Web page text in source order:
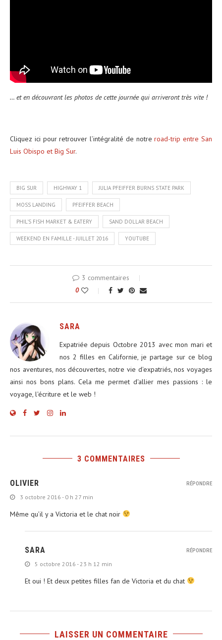
… et en découvrant les photos de cette journée qui arriveront très vite !
Cliquez ici pour retrouver l’intégralité de notreroad-trip entre San
Luis Obispo et Big Sur.
BIG SUR HIGHWAY 1 JULIA PFEIFFER BURNS STATE PARK
MOSS LANDING PFEIFFER BEACH
PHIL'S FISH MARKET & EATERY SAND DOLLAR BEACH
WEEKEND EN FAMILLE - JUILLET 2016 YOUTUBE
3 commentaires
0
SARA
Expatriée depuis Octobre 2013 avec mon mari et
nos 2 filles en Californie, je partage sur ce blog
nos aventures, nos découvertes, notre vie d'expatriés, nos voyages
ainsi nos bons plans. Cela me permet d'allier mes passions : le
voyage, l'écriture et le web !
3 COMMENTAIRES
OLIVIER
3 octobre 2016 - 0 h 27 min
Même qu’il y a Victoria et le chat noir
RÉPONDRE
SARA
5 octobre 2016 - 23 h 12 min
Et oui ! Et deux petites filles fan de Victoria et du chat
RÉPONDRE
LAISSER UN COMMENTAIRE